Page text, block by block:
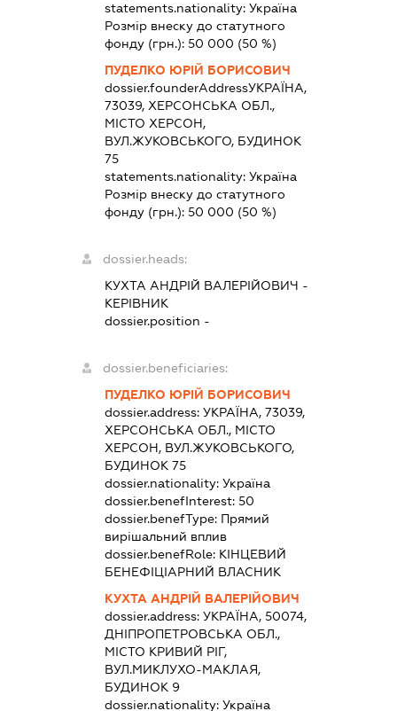
statements.nationality:Україна
Розмір внеску до статутного
фонду (грн.):50 000 (50 %)
ПУДЕЛКО ЮРІЙ БОРИСОВИЧ
dossier.founderAddressУКРАЇНА,
73039, ХЕРСОНСЬКА ОБЛ.,
МІСТО ХЕРСОН,
ВУЛ.ЖУКОВСЬКОГО, БУДИНОК
75
statements.nationality:Україна
Розмір внеску до статутного
фонду (грн.):50 000 (50 %)
dossier.heads:
КУХТА АНДРІЙ ВАЛЕРІЙОВИЧ -
КЕРІВНИК
dossier.position -
dossier.beneficiaries:
ПУДЕЛКО ЮРІЙ БОРИСОВИЧ
dossier.address:УКРАЇНА, 73039,
ХЕРСОНСЬКА ОБЛ., МІСТО
ХЕРСОН, ВУЛ.ЖУКОВСЬКОГО,
БУДИНОК 75
dossier.nationality:Україна
dossier.benefInterest:50
dossier.benefType: Прямий
вирішальний вплив
dossier.benefRole: КІНЦЕВИЙ
БЕНЕФІЦІАРНИЙ ВЛАСНИК
КУХТА АНДРІЙ ВАЛЕРІЙОВИЧ
dossier.address:УКРАЇНА, 50074,
ДНІПРОПЕТРОВСЬКА ОБЛ.,
МІСТО КРИВИЙ РІГ,
ВУЛ.МИКЛУХО-МАКЛАЯ,
БУДИНОК 9
dossier.nationality:Україна